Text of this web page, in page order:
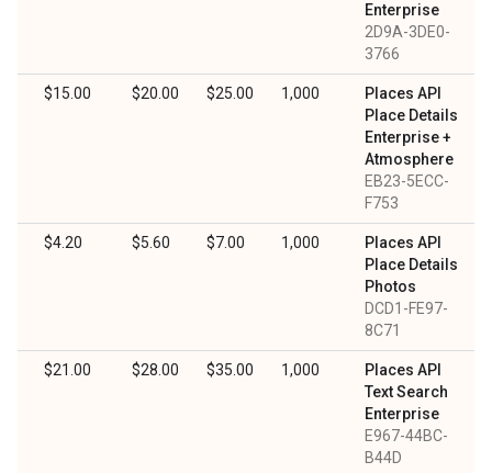
Enterprise
2D9A-3DE0-
3766
Places API
Place Details
Enterprise +
Atmosphere
EB23-5ECC-
F753
1,000
$25.00
$20.00
$15.00
Places API
Place Details
Photos
DCD1-FE97-
8C71
1,000
$7.00
$5.60
$4.20
Places API
Text Search
Enterprise
E967-44BC-
B44D
1,000
$35.00
$28.00
$21.00